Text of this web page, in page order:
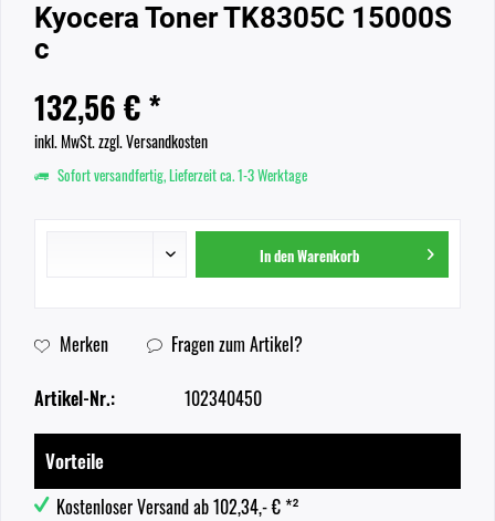
Kyocera Toner TK8305C 15000S
c
132,56 € *
inkl. MwSt.zzgl. Versandkosten
Sofort versandfertig, Lieferzeit ca. 1-3 Werktage
In denWarenkorb
Merken Fragen zum Artikel?
Artikel-Nr.: 102340450
Vorteile
Kostenloser Versand ab 102,34,- € *²